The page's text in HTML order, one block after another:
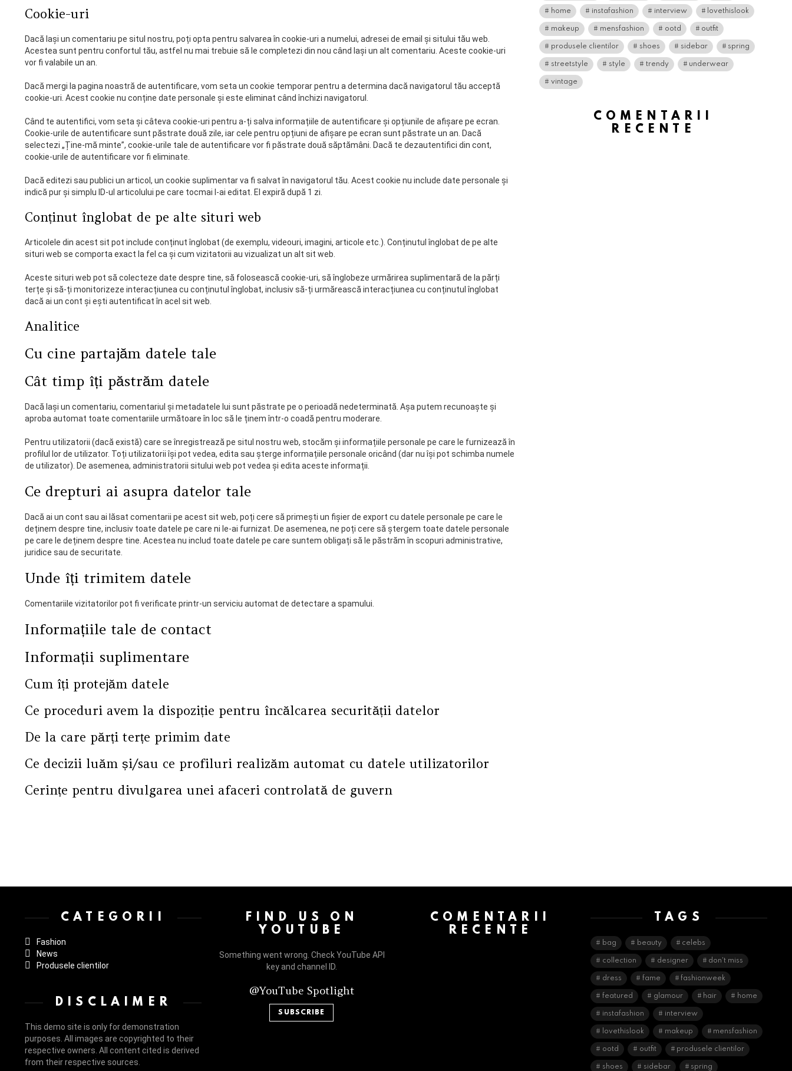
Cookie-uri
Dacă lași un comentariu pe situl nostru, poți opta pentru salvarea în cookie-uri a numelui, adresei de email și sitului tău web.
Acestea sunt pentru confortul tău, astfel nu mai trebuie să le completezi din nou când lași un alt comentariu. Aceste cookie-uri
vor fi valabile un an.
Dacă mergi la pagina noastră de autentificare, vom seta un cookie temporar pentru a determina dacă navigatorul tău acceptă
cookie-uri. Acest cookie nu conține date personale și este eliminat când închizi navigatorul.
Când te autentifici, vom seta și câteva cookie-uri pentru a-ți salva informațiile de autentificare și opțiunile de afișare pe ecran.
Cookie-urile de autentificare sunt păstrate două zile, iar cele pentru opțiuni de afișare pe ecran sunt păstrate un an. Dacă
selectezi „Ține-mă minte”, cookie-urile tale de autentificare vor fi păstrate două săptămâni. Dacă te dezautentifici din cont,
cookie-urile de autentificare vor fi eliminate.
Dacă editezi sau publici un articol, un cookie suplimentar va fi salvat în navigatorul tău. Acest cookie nu include date personale și
indică pur și simplu ID-ul articolului pe care tocmai l-ai editat. El expiră după 1 zi.
Conținut înglobat de pe alte situri web
Articolele din acest sit pot include conținut înglobat (de exemplu, videouri, imagini, articole etc.). Conținutul înglobat de pe alte
situri web se comporta exact la fel ca și cum vizitatorii au vizualizat un alt sit web.
Aceste situri web pot să colecteze date despre tine, să folosească cookie-uri, să înglobeze urmărirea suplimentară de la părți
terțe și să-ți monitorizeze interacțiunea cu conținutul înglobat, inclusiv să-ți urmărească interacțiunea cu conținutul înglobat
dacă ai un cont și ești autentificat în acel sit web.
Analitice
Cu cine partajăm datele tale
Cât timp îți păstrăm datele
Dacă lași un comentariu, comentariul și metadatele lui sunt păstrate pe o perioadă nedeterminată. Așa putem recunoaște și
aproba automat toate comentariile următoare în loc să le ținem într-o coadă pentru moderare.
Pentru utilizatorii (dacă există) care se înregistrează pe situl nostru web, stocăm și informațiile personale pe care le furnizează în
profilul lor de utilizator. Toți utilizatorii își pot vedea, edita sau șterge informațiile personale oricând (dar nu își pot schimba numele
de utilizator). De asemenea, administratorii sitului web pot vedea și edita aceste informații.
Ce drepturi ai asupra datelor tale
Dacă ai un cont sau ai lăsat comentarii pe acest sit web, poți cere să primești un fișier de export cu datele personale pe care le
deținem despre tine, inclusiv toate datele pe care ni le-ai furnizat. De asemenea, ne poți cere să ștergem toate datele personale
pe care le deținem despre tine. Acestea nu includ toate datele pe care suntem obligați să le păstrăm în scopuri administrative,
juridice sau de securitate.
Unde îți trimitem datele
Comentariile vizitatorilor pot fi verificate printr-un serviciu automat de detectare a spamului.
Informațiile tale de contact
Informații suplimentare
Cum îți protejăm datele
Ce proceduri avem la dispoziție pentru încălcarea securității datelor
De la care părți terțe primim date
Ce decizii luăm și/sau ce profiluri realizăm automat cu datele utilizatorilor
Cerințe pentru divulgarea unei afaceri controlată de guvern
home instafashion interview lovethislook
makeup mensfashion ootd outfit
produsele clientilor shoes sidebar spring
streetstyle style trendy underwear
vintage
COMENTARII
RECENTE
CATEGORII
Fashion
News
Produsele clientilor
DISCLAIMER
This demo site is only for demonstration
purposes. All images are copyrighted to their
respective owners. All content cited is derived
from their respective sources.
FIND US ON
YOUTUBE
Something went wrong. Check YouTube API
key and channel ID.
@YouTube Spotlight
SUBSCRIBE
COMENTARII
RECENTE
TAGS
bag beauty celebs
collection designer don't miss
dress fame fashionweek
featured glamour hair home
instafashion interview
lovethislook makeup mensfashion
ootd outfit produsele clientilor
shoes sidebar spring